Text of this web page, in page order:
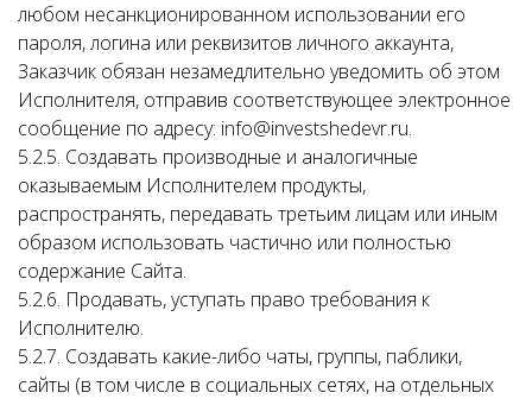
любом несанкционированном использовании его
пароля, логина или реквизитов личного аккаунта,
Заказчик обязан незамедлительно уведомить об этом
Исполнителя, отправив соответствующее электронное
сообщение по адресу: info@investshedevr.ru.
5.2.5. Создавать производные и аналогичные
оказываемым Исполнителем продукты,
распространять, передавать третьим лицам или иным
образом использовать частично или полностью
содержание Сайта.
5.2.6. Продавать, уступать право требования к
Исполнителю.
5.2.7. Создавать какие-либо чаты, группы, паблики,
сайты (в том числе в социальных сетях, на отдельных